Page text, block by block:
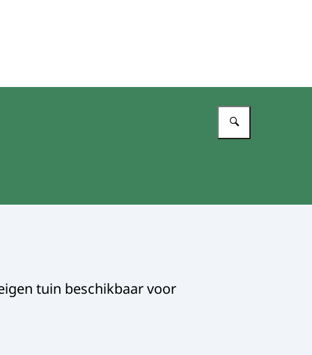
tuin beschikbaar voor